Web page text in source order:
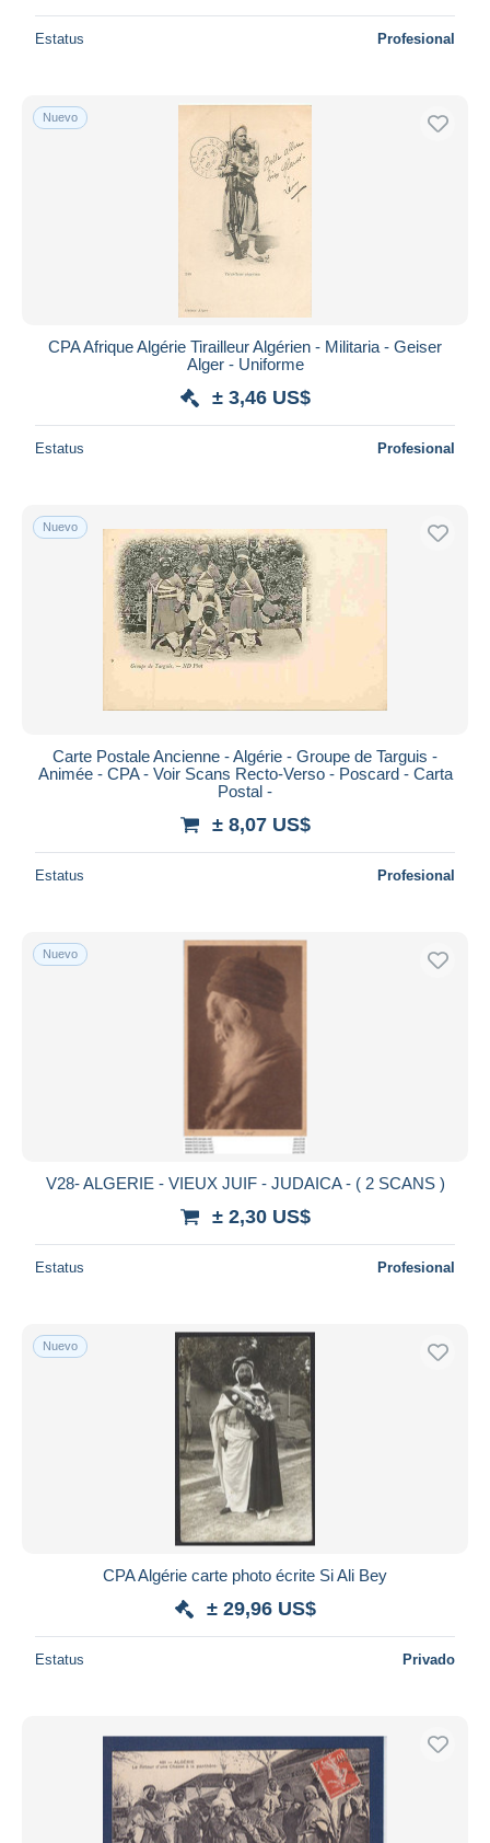
Estatus Profesional
Nuevo
CPA Afrique Algérie Tirailleur Algérien - Militaria - Geiser
Alger - Uniforme
± 3,46 US$
Estatus Profesional
Nuevo
Carte Postale Ancienne - Algérie - Groupe de Targuis -
Animée - CPA - Voir Scans Recto-Verso - Poscard - Carta
Postal -
± 8,07 US$
Estatus Profesional
Nuevo
V28- ALGERIE - VIEUX JUIF - JUDAICA - ( 2 SCANS )
± 2,30 US$
Estatus Profesional
Nuevo
CPA Algérie carte photo écrite Si Ali Bey
± 29,96 US$
Estatus Privado